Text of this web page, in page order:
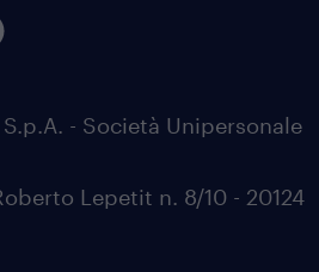
S.p.A. - Società Unipersonale
Lepetit n. 8/10 - 20124